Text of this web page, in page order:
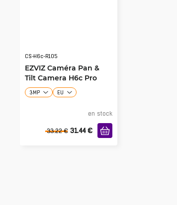
CS-H6c-R105
EZVIZ Caméra Pan &
Tilt Camera H6c Pro
3MP EU
en stock
33.22 € 31.44 €